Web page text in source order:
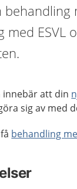
med ESVL
innebär att din
sig av med
behandling